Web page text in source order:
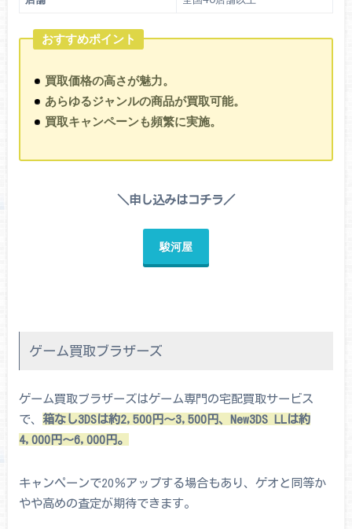
おすすめポイント
買取価格の高さが魅力。
あらゆるジャンルの商品が買取可能。
買取キャンペーンも頻繁に実施。
＼申し込みはコチラ／
駿河屋
ゲーム買取ブラザーズ
ゲーム買取ブラザーズはゲーム専門の宅配買取サービス
で、 箱なし3DSは約2,500円～3,500円、New3DS LLは約
4,000円～6,000円。
キャンペーンで20％アップする場合もあり、ゲオと同等か
やや高めの査定が期待できます。